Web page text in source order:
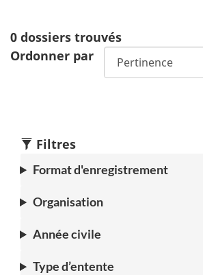
0 dossiers trouvés
Ordonner par
Filtres
Format d'enregistrement
Organisation
Année civile
Type d’entente